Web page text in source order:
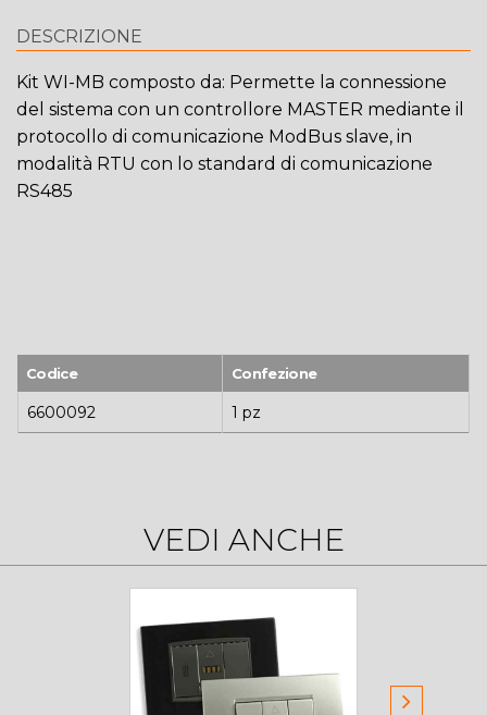
DESCRIZIONE
Kit WI-MB composto da: Permette la connessione
del sistema con un controllore MASTER mediante il
protocollo di comunicazione ModBus slave, in
modalità RTU con lo standard di comunicazione
RS485
Codice Confezione
6600092 1 pz
VEDI ANCHE